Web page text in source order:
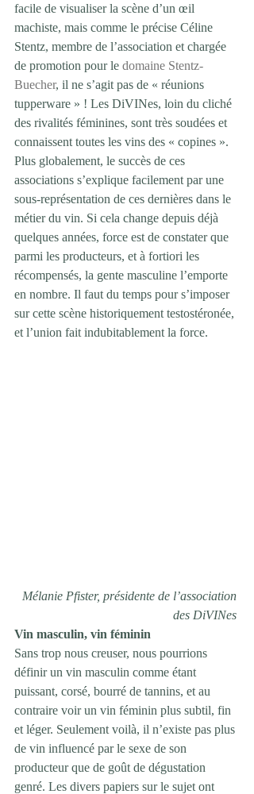
facile de visualiser la scène d’un œil
machiste, mais comme le précise Céline
Stentz, membre de l’association et chargée
de promotion pour le domaine Stentz-
Buecher, il ne s’agit pas de « réunions
tupperware » ! Les DiVINes, loin du cliché
des rivalités féminines, sont très soudées et
connaissent toutes les vins des « copines ».
Plus globalement, le succès de ces
associations s’explique facilement par une
sous-représentation de ces dernières dans le
métier du vin. Si cela change depuis déjà
quelques années, force est de constater que
parmi les producteurs, et à fortiori les
récompensés, la gente masculine l’emporte
en nombre. Il faut du temps pour s’imposer
sur cette scène historiquement testostéronée,
et l’union fait indubitablement la force.
Mélanie Pfister, présidente de l’association
des DiVINes
Vin masculin, vin féminin
Sans trop nous creuser, nous pourrions
définir un vin masculin comme étant
puissant, corsé, bourré de tannins, et au
contraire voir un vin féminin plus subtil, fin
et léger. Seulement voilà, il n’existe pas plus
de vin influencé par le sexe de son
producteur que de goût de dégustation
genré. Les divers papiers sur le sujet ont